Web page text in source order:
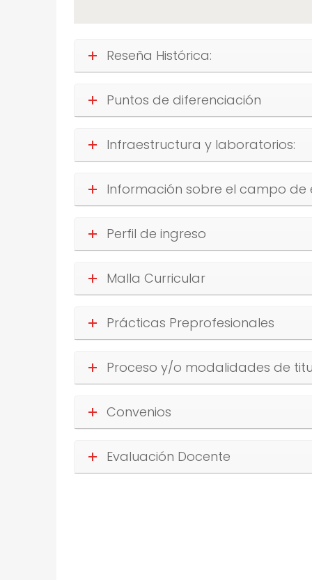
Reseña Histórica:
Puntos de diferenciación
Infraestructura y laboratorios:
Información sobre el campo de
Perfil de ingreso
Malla Curricular
Prácticas Preprofesionales
Proceso y/o modalidades de
Convenios
Evaluación Docente